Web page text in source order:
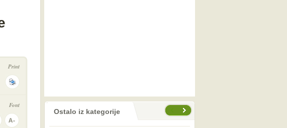
Print
Fontprethodno Ostalo iz kategorije